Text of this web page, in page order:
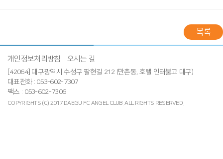
목록
개인정보처리방침 오시는 길
[42064] 대구광역시 수성구 팔현길 212 (만촌동, 호텔 인터불고 대구)
대표전화 : 053-602-7307
팩스 : 053-602-7306
COPYRIGHTS (C) 2017 DAEGU FC ANGEL CLUB. ALL RIGHTS RESERVED.